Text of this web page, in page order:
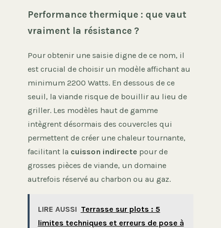
Performance thermique : que vaut
vraiment la résistance ?
Pour obtenir une saisie digne de ce nom, il
est crucial de choisir un modèle affichant au
minimum 2200 Watts. En dessous de ce
seuil, la viande risque de bouillir au lieu de
griller. Les modèles haut de gamme
intègrent désormais des couvercles qui
permettent de créer une chaleur tournante,
facilitant la cuisson indirecte pour de
grosses pièces de viande, un domaine
autrefois réservé au charbon ou au gaz.
LIRE AUSSI Terrasse sur plots : 5
limites techniques et erreurs de pose à